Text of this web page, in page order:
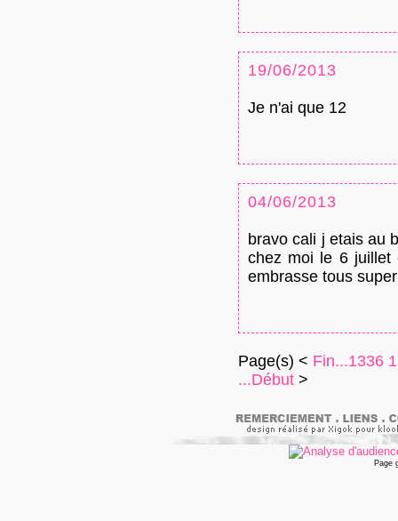
19/06/2013
Je n'ai que 12
04/06/2013
bravo cali j etais au
chez moi le 6
embrasse tous
Page(s) < Fin...1336
...Début >
Page